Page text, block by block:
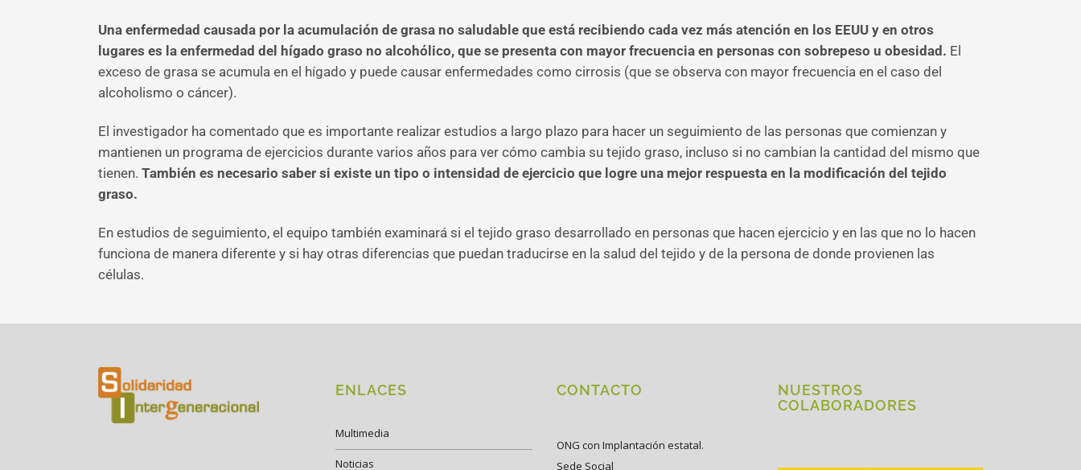
Una enfermedad causada por la acumulación de grasa no saludable que está recibiendo cada vez más atención en los EEUU y en otros
lugares es la enfermedad del hígado graso no alcohólico, que se presenta con mayor frecuencia en personas con sobrepeso u obesidad. El
exceso de grasa se acumula en el hígado y puede causar enfermedades como cirrosis (que se observa con mayor frecuencia en el caso del
alcoholismo o cáncer).
El investigador ha comentado que es importante realizar estudios a largo plazo para hacer un seguimiento de las personas que comienzan y
mantienen un programa de ejercicios durante varios años para ver cómo cambia su tejido graso, incluso si no cambian la cantidad del mismo que
tienen. También es necesario saber si existe un tipo o intensidad de ejercicio que logre una mejor respuesta en la modificación del tejido
graso.
En estudios de seguimiento, el equipo también examinará si el tejido graso desarrollado en personas que hacen ejercicio y en las que no lo hacen
funciona de manera diferente y si hay otras diferencias que puedan traducirse en la salud del tejido y de la persona de donde provienen las
células.
ENLACES
Multimedia
Noticias
CONTACTO
ONG con Implantación estatal.
Sede Social
NUESTROS
COLABORADORES